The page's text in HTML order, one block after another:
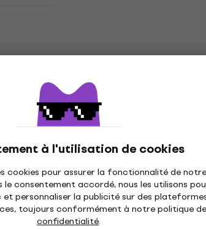
à l'utilisation de cookies
cookies pour assurer la fonctionnalité de notre
le consentement accordé, nous les utilisons
personnaliser la publicité sur des
toujours conformément à notre politique de
confidentialité.
Spécifications matérielles